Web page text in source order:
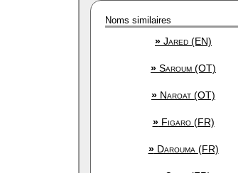
Noms similaires
» Jared (EN)
» Saroum (OT)
» Naroat (OT)
»Figaro (FR)
»Darouma (FR)